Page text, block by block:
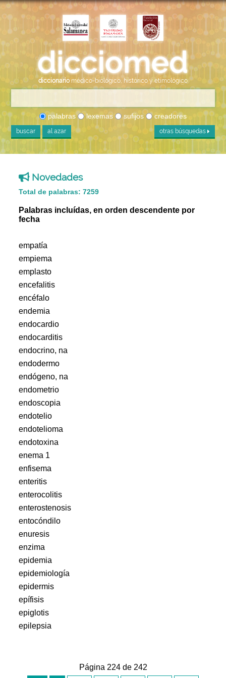
diccionario médico-biológico, histórico y etimológico
palabras lexemas sufijos creadores
buscar al azar otras búsquedas
Novedades
Total de palabras: 7259
Palabras incluídas, en orden descendente por
fecha
empatía
empiema
emplasto
encefalitis
encéfalo
endemia
endocardio
endocarditis
endocrino, na
endodermo
endógeno, na
endometrio
endoscopia
endotelio
endotelioma
endotoxina
enema 1
enfisema
enteritis
enterocolitis
enterostenosis
entocóndilo
enuresis
enzima
epidemia
epidemiología
epidermis
epífisis
epiglotis
epilepsia
Página 224 de 242